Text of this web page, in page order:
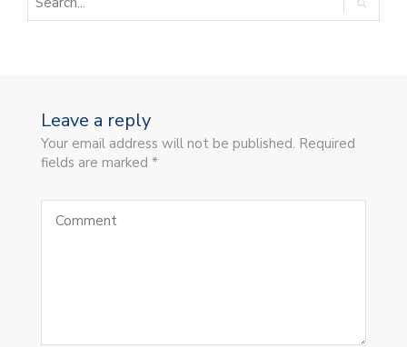
Leave a reply
Your email address will not be published. Required
fields are marked *